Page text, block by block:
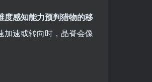
度感知能力预判猎物的移
速或转向时，晶脊会像